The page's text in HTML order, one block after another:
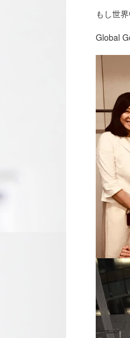
もし世
Global